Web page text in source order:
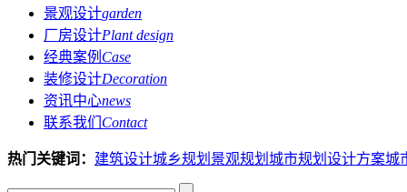
景观设计garden
厂房设计Plant design
经典案例 Case
装修设计Decoration
资讯中心news
联系我们 Contact
热门关键词： 建筑设计城乡规划 景观规划 城市规划设计方案城